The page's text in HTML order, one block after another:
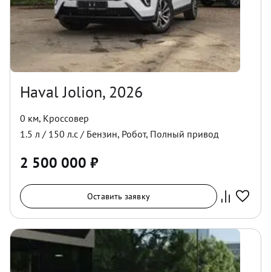
Haval Jolion, 2026
0 км, Кроссовер
1.5 л / 150 л.с / Бензин, Робот, Полный привод
2 500 000 ₽
Оставить заявку